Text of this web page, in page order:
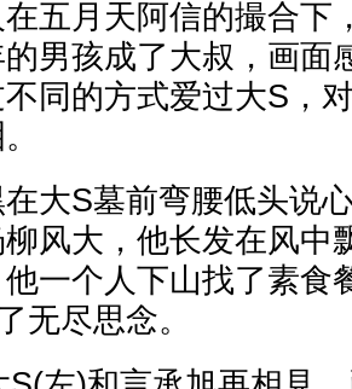
五月天阿信的撮合下
男孩成了大叔，画面
同的方式爱过大S，
大S墓前弯腰低头说
风大，他长发在风中
一个人下山找了素食
无尽思念。